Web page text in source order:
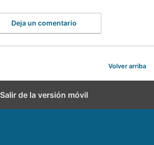
Deja un comentario
Volver arriba
Salir de la versión móvil